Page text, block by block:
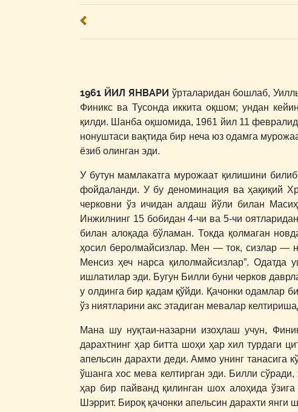
1961 ЙИЛ ЯНВАРИ ўрталаридан бошлаб,
Финикс ва Тусонда иккита оқшом; ундан
қилди. Шанба оқшомида, 1961 йил 11
нонуштаси вақтида бир неча юз одамга
ёзиб олинган эди.
У бутун мамлакатга мурожаат қилишини
фойдаланди. У бу деноминация ва ҳақиқий
черковни ўз ичидан алдаш йўли билан
Инжилнинг 15 бобидан 4-чи ва 5-чи
билан алоқада бўламан. Токда қолмаган
ҳосил беролмайсизлар. Мен ― ток, сизлар ―
Менсиз ҳеч нарса қилолмайсизлар”.
ишлатилар эди. Бугун Билли буни черков
у олдинга бир қадам қўйди. Қачонки одамлар
ўз ниятларини акс этадиган мевалар
Мана шу нуқтаи-назарни изоҳлаш учун,
дарахтнинг ҳар битта шоҳи ҳар хил турдаги
апельсин дарахти деди. Аммо унинг танасига
ўшанга хос мева келтирган эди. Билли
ҳар бир пайванд қилинган шох алоҳида
Шэррит. Бироқ қачонки апельсин дарахти янги